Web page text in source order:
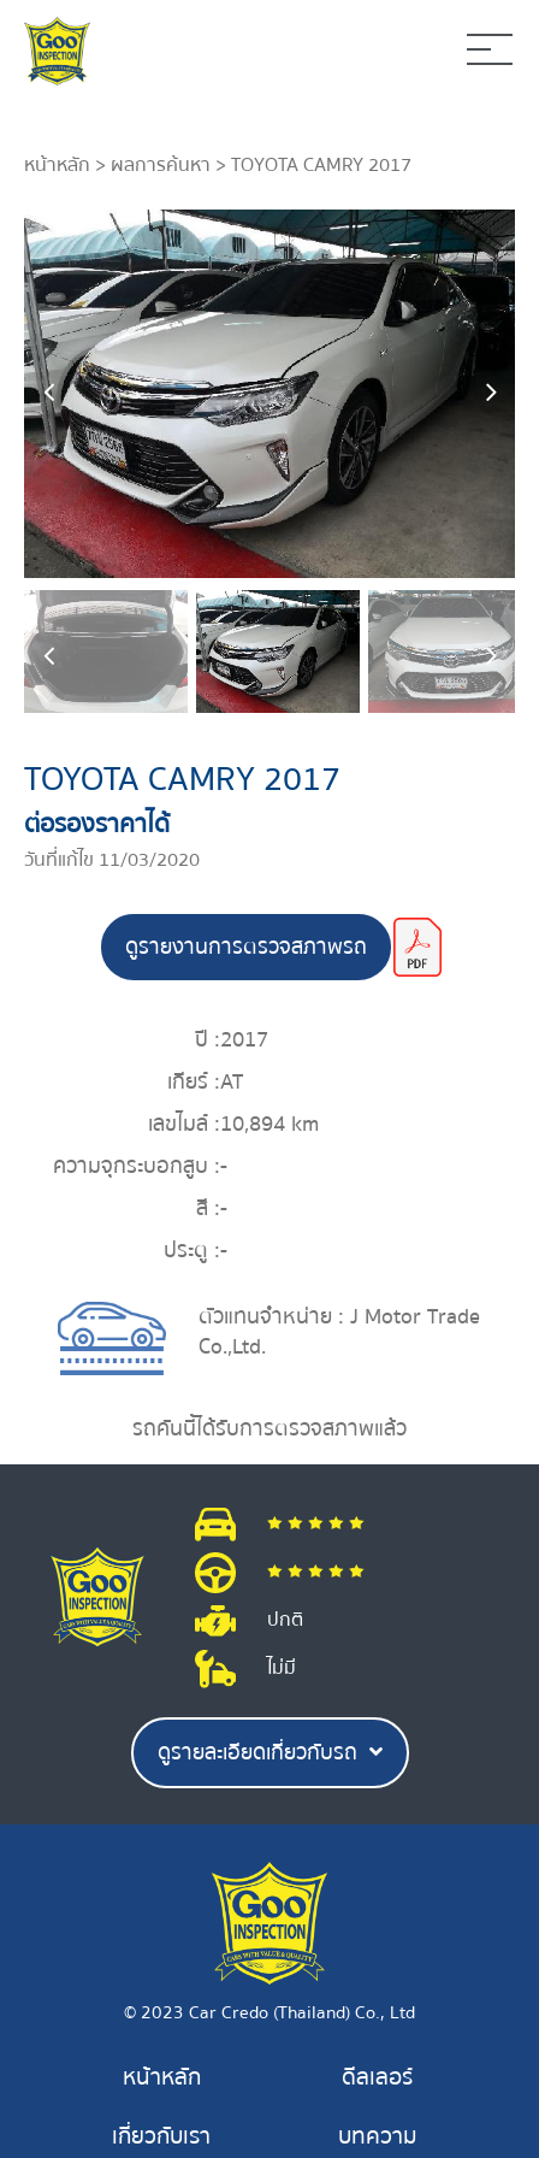
หน้าหลัก > ผลการค้นหา > TOYOTA CAMRY 2017
TOYOTA CAMRY 2017
ต่อรองราคาได้
วันที่แก้ไข 11/03/2020
ดูรายงานการตรวจสภาพรถ
ปี :2017
เกียร์ :AT
เลขไมล์ :10,894 km
ความจุกระบอกสูบ :-
สี :-
ประตู :-
ตัวแทนจำหน่าย : J Motor Trade
Co.,Ltd.
รถคันนี้ได้รับการตรวจสภาพแล้ว
ปกติ
ไม่มี
ดูรายละเอียดเกี่ยวกับรถ
© 2023 Car Credo (Thailand) Co., Ltd
หน้าหลัก
เกี่ยวกับเรา
ดีลเลอร์
บทความ